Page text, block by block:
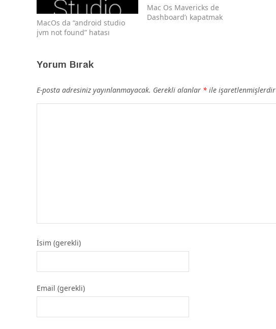
MacOs da “android studio
jvm not found” hatası
Mac Os Mavericks de
Dashboard’ı kapatmak
Yorum Bırak
E-posta adresiniz yayınlanmayacak. Gerekli alanlar * ile işaretlenmişlerdir
İsim (gerekli)
Email (gerekli)